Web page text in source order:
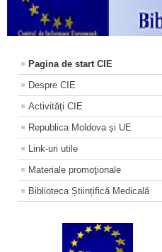
Pagina de start CIE
Despre CIE
Activități CIE
Republica Moldova și UE
Link-uri utile
Materiale promoţionale
Biblioteca Științifică Medicală